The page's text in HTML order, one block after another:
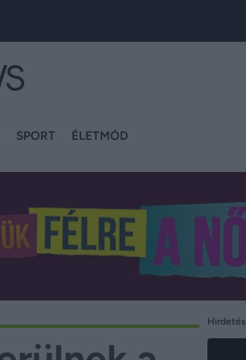
SPORT ÉLETMÓD
Hirdetés